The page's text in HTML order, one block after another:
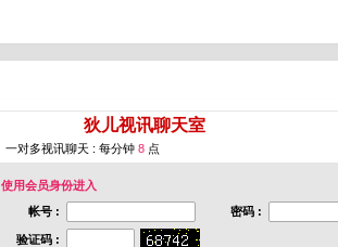
狄儿视讯聊天室
一对多视讯聊天 : 每分钟 8 点
使用会员身份进入
帐号 :
密码 :
验证码 :